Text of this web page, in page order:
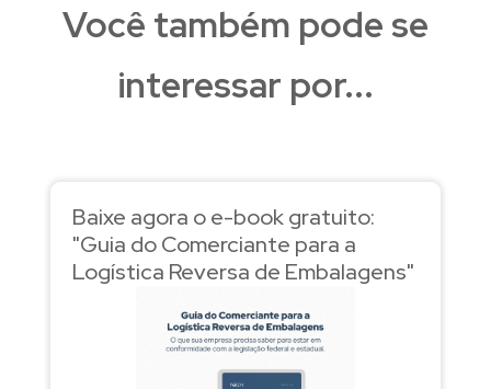
Você também pode se
interessar por...
Baixe agora o e-book gratuito:
"Guia do Comerciante para a
Logística Reversa de Embalagens"